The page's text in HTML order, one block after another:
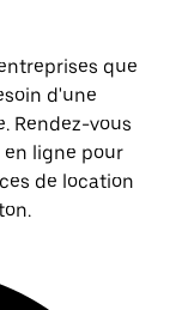
que
d'une
Rendez-vous
en ligne pour
de location